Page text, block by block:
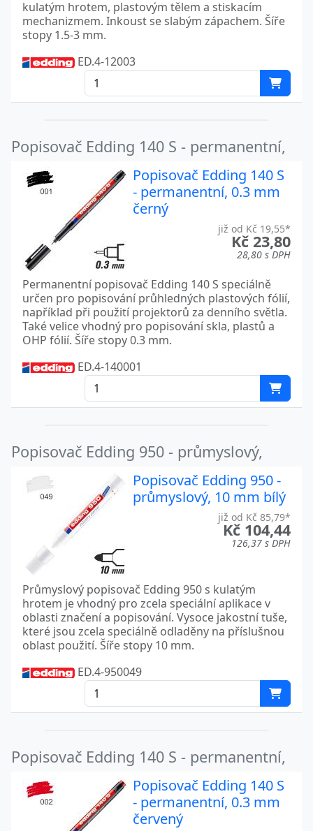
kulatým hrotem, plastovým tělem a stiskacím
mechanizmem. Inkoust se slabým zápachem. Šíře
stopy 1.5-3 mm.
ED.4-12003
Popisovač Edding 140 S - permanentní,
Popisovač Edding 140 S
- permanentní, 0.3 mm
černý
již od Kč 19,55*
Kč 23,80
28,80 s DPH
Permanentní popisovač Edding 140 S speciálně
určen pro popisování průhledných plastových fólií,
například při použití projektorů za denního světla.
Také velice vhodný pro popisování skla, plastů a
OHP fólií. Šíře stopy 0.3 mm.
ED.4-140001
Popisovač Edding 950 - průmyslový,
Popisovač Edding 950 -
průmyslový, 10 mm bílý
již od Kč 85,79*
Kč 104,44
126,37 s DPH
Průmyslový popisovač Edding 950 s kulatým
hrotem je vhodný pro zcela speciální aplikace v
oblasti značení a popisování. Vysoce jakostní tuše,
které jsou zcela speciálně odladěny na příslušnou
oblast použití. Šíře stopy 10 mm.
ED.4-950049
Popisovač Edding 140 S - permanentní,
Popisovač Edding 140 S
- permanentní, 0.3 mm
červený